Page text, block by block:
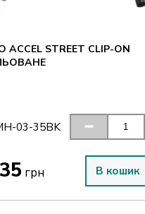
ACCEL STREET CLIP-ON
03-35BK
грн В кошик